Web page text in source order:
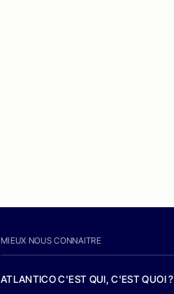
MIEUX NOUS CONNAITRE
ATLANTICO C'EST QUI, C'EST QUOI ?